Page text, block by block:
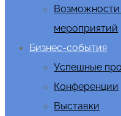
Возможности
мероприятий
Бизнес-события
Успешные
Конференции
Выставки